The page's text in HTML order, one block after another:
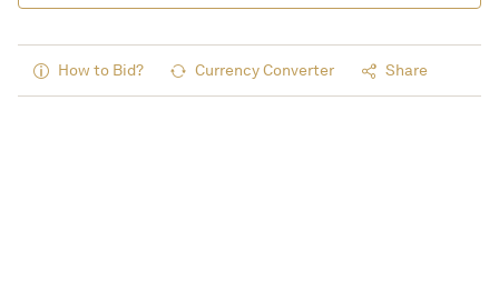
How to Bid? Currency Converter Share